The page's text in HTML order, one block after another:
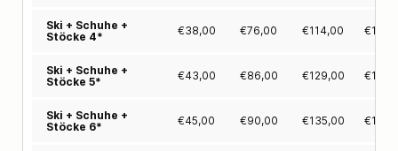
Ski + Schuhe +
Stöcke 4*
€38,00 €76,00 €114,00 €
Ski + Schuhe +
Stöcke 5*
€43,00 €86,00 €129,00 €
Ski + Schuhe +
Stöcke 6*
€45,00 €90,00 €135,00 €